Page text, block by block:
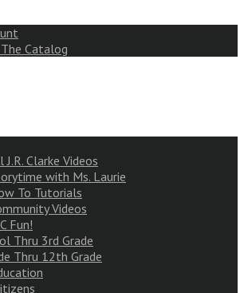
Catalog
J.R. Clarke Videos
with Ms. Laurie
To Tutorials
Videos
Fun!
Thru 3rd Grade
Thru 12th Grade